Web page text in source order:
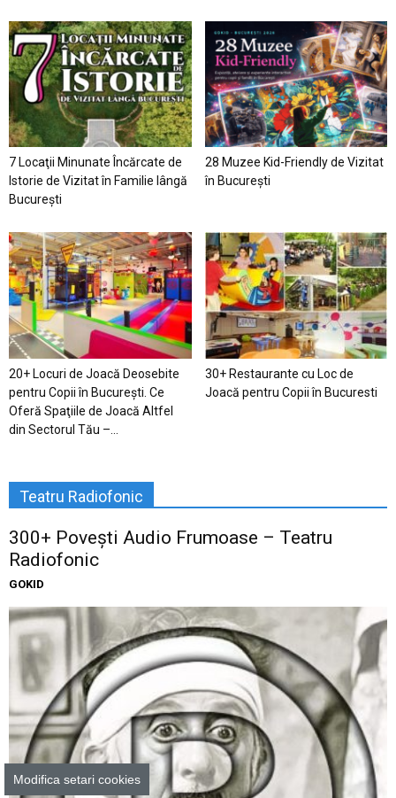
7 Locaţii Minunate Încărcate de
Istorie de Vizitat în Familie lângă
București
28 Muzee Kid-Friendly de Vizitat
în București
20+ Locuri de Joacă Deosebite
pentru Copii în Bucureşti. Ce
Oferă Spaţiile de Joacă Altfel
din Sectorul Tău –...
30+ Restaurante cu Loc de
Joacă pentru Copii în Bucuresti
Teatru Radiofonic
300+ Povești Audio Frumoase – Teatru
Radiofonic
GOKID
Modifica setari cookies